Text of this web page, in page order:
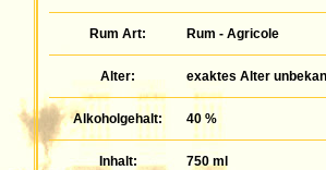
Rum Art: Rum - Agricole
Alter: exaktes Alter
Alkoholgehalt: 40 %
Inhalt: 750 ml